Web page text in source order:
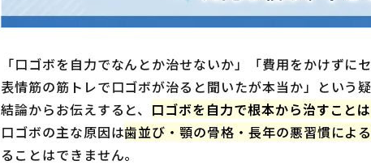
「口ゴボを自力でなんとか治せないか」「費用をかけず
表情筋の筋トレで口ゴボが治ると聞いたが本当か」という
結論からお伝えすると、 口ゴボを自力で根本から治すこと
口ゴボの主な原因は歯並び・顎の骨格・長年の悪習慣によ
ることはできません。